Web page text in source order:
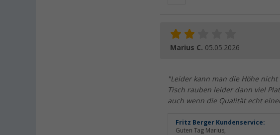
Marius C. 05.05.2026
"Leider kann man die Höhe
Tisch rauben leider dann viel
auch wenn die Qualität echt
Fritz Berger Kundenservice:
Guten Tag Marius,